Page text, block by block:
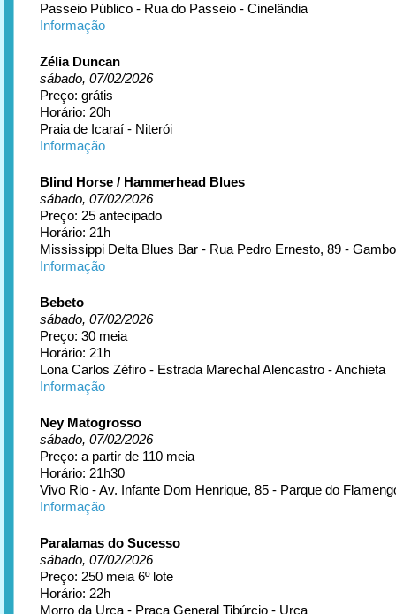
Passeio Público - Rua do Passeio - Cinelândia
Informação
Zélia Duncan
sábado, 07/02/2026
Preço: grátis
Horário: 20h
Praia de Icaraí - Niterói
Informação
Blind Horse / Hammerhead Blues
sábado, 07/02/2026
Preço: 25 antecipado
Horário: 21h
Mississippi Delta Blues Bar - Rua Pedro Ernesto, 89 -
Informação
Bebeto
sábado, 07/02/2026
Preço: 30 meia
Horário: 21h
Lona Carlos Zéfiro - Estrada Marechal Alencastro - Anchieta
Informação
Ney Matogrosso
sábado, 07/02/2026
Preço: a partir de 110 meia
Horário: 21h30
Vivo Rio - Av. Infante Dom Henrique, 85 - Parque do
Informação
Paralamas do Sucesso
sábado, 07/02/2026
Preço: 250 meia 6º lote
Horário: 22h
Morro da Urca - Praça General Tibúrcio - Urca